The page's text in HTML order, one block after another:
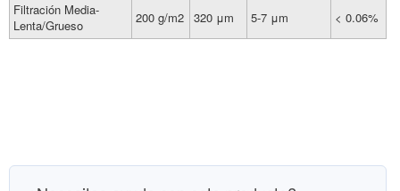
Filtración Media-
Lenta/Grueso
200 g/m2 320 μm 5-7 μm < 0.06%